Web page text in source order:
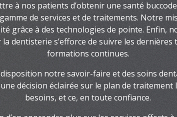
à nos patients d’obtenir une santé
de services et de traitements. Notre
grâce à des technologies de pointe. Enfin,
dentisterie s’efforce de suivre les dernières
formations continues.
notre savoir-faire et des soins
décision éclairée sur le plan de traitement
besoins, et ce, en toute confiance.